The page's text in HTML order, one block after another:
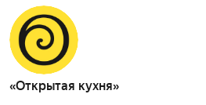
«Открытая кухня»